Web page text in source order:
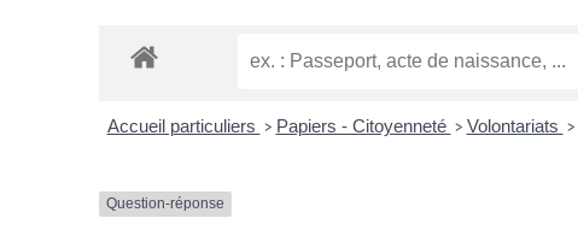
Accueil particuliers > Papiers - Citoyenneté > Volontariats >
Question-réponse